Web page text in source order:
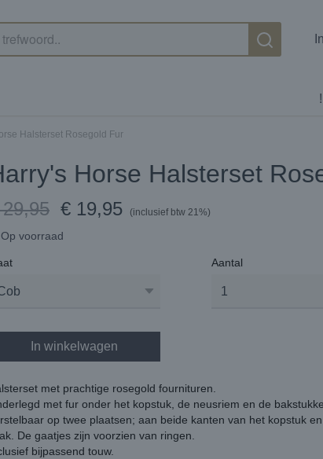
Halsterset Rosegold Fur
Horse Halsterset
€ 19,95 (inclusief btw 21%)
Op voorraad
Aantal
In winkelwagen
met prachtige rosegold fournituren.
met fur onder het kopstuk, de neusriem en de
op twee plaatsen; aan beide kanten van het kopstuk
De gaatjes zijn voorzien van ringen.
bijpassend touw.